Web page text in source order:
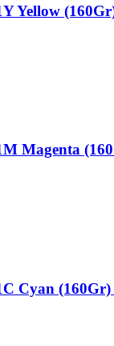
Yellow
Magenta
Cyan